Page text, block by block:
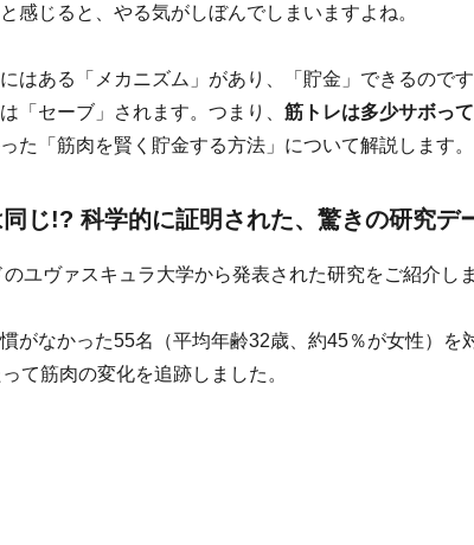
感じると、やる気がしぼんでしまいますよね。
はある「メカニズム」があり、「貯金」できるので
「セーブ」されます。つまり、 筋トレは多少サボっ
た「筋肉を賢く貯金する方法」について解説します。
じ!? 科学的に証明された、驚きの研究デ
ユヴァスキュラ大学から発表された研究をご紹介し
がなかった55名（平均年齢32歳、約45％が女性）を
て筋肉の変化を追跡しました。